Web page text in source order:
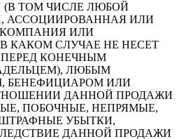
(В ТОМ ЧИСЛЕ ЛЮБОЙ
АССОЦИИРОВАННАЯ ИЛИ
ИЛИ
КАКОМ СЛУЧАЕ НЕ НЕСЕТ
КОНЕЧНЫМ
ЛЮБЫМ
БЕНЕФИЦИАРОМ ИЛИ
ДАННОЙ ПРОДАЖИ
ПОБОЧНЫЕ, НЕПРЯМЫЕ,
УБЫТКИ,
ДАННОЙ ПРОДАЖИ